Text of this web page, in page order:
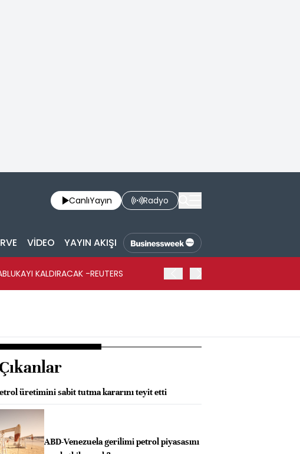
CanlıYayın Radyo
VİDEO YAYIN AKIŞI
KALDIRACAK -REUTERS
üretimini sabit tutma kararını teyit etti
ABD-Venezuela gerilimi petrol piyasasını